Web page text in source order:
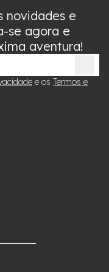
novidades e
se agora e
aventura!
e os Termos e